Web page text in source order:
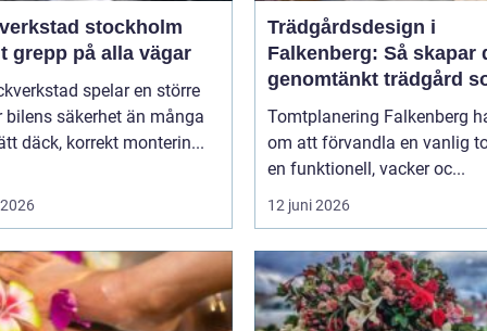
stockholm
grepp på alla vägar
spelar en större
bilens säkerhet än många
däck, korrekt monterin...
Trädgårdsdesign i
Falkenberg: Så skapar
genomtänkt trädgård
håller över tid
Tomtplanering Falkenberg
om att förvandla en vanlig
en funktionell, vacker oc...
12 juni 2026